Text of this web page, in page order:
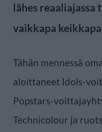
lähes reaaliajassa
vaikkapa
Tähän mennessä
aloittaneet Idols-
Popstars-
Technicolour ja